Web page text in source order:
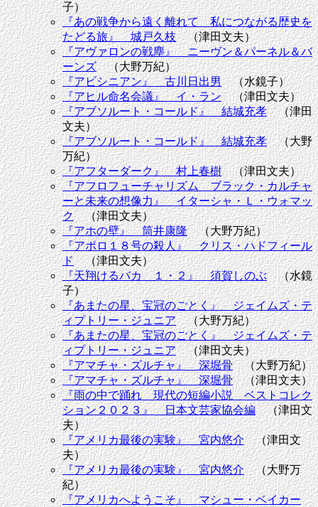
子）
『あの戦争から遠く離れて 私につながる歴史を
たどる旅』 城戸久枝（津田文夫）
『アヴァロンの戦塵』 ニーヴン＆パーネル＆バ
ーンズ（大野万紀）
『アビシニアン』 古川日出男（水鏡子）
『アヒル命名会議』 イ・ラン（津田文夫）
『アブソルート・コールド』 結城充孝（津田
文夫）
『アブソルート・コールド』 結城充孝（大野
万紀）
『アフターダーク』 村上春樹（津田文夫）
『アフロフューチャリズム ブラック・カルチャ
ーと未来の想像力』 イターシャ・Ｌ・ウォマッ
ク（津田文夫）
『アホの壁』 筒井康隆（大野万紀）
『アポロ１８号の殺人』 クリス・ハドフィール
ド（津田文夫）
『天翔けるバカ １・２』 須賀しのぶ（水鏡
子）
『あまたの星、宝冠のごとく』 ジェイムズ・テ
ィプトリー・ジュニア（大野万紀）
『あまたの星、宝冠のごとく』 ジェイムズ・テ
ィプトリー・ジュニア（津田文夫）
『アマチャ・ズルチャ』 深堀骨（大野万紀）
『アマチャ・ズルチャ』 深堀骨（津田文夫）
『雨の中で踊れ 現代の短編小説 ベストコレク
ション２０２３』 日本文芸家協会編（津田文
夫）
『アメリカ最後の実験』 宮内悠介（津田文
夫）
『アメリカ最後の実験』 宮内悠介（大野万
紀）
『アメリカへようこそ』 マシュー・ベイカー